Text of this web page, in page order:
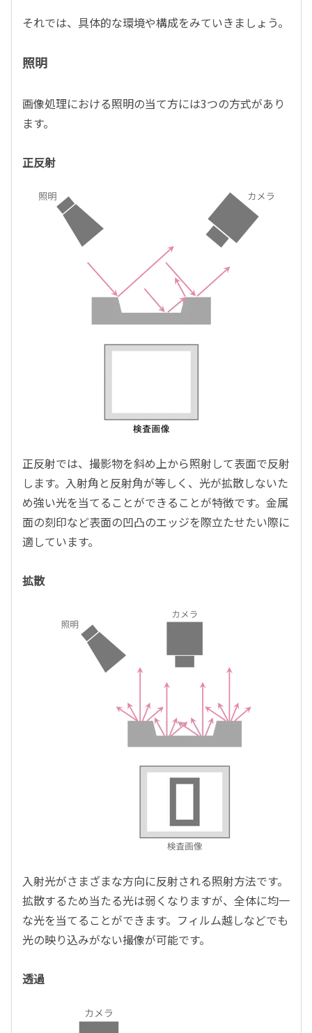
それでは、具体的な環境や構成をみていきましょう。
照明
画像処理における照明の当て方には3つの方式があり
ます。
正反射
正反射では、撮影物を斜め上から照射して表面で反射
します。入射角と反射角が等しく、光が拡散しないた
め強い光を当てることができることが特徴です。金属
面の刻印など表面の凹凸のエッジを際立たせたい際に
適しています。
拡散
入射光がさまざまな方向に反射される照射方法です。
拡散するため当たる光は弱くなりますが、全体に均一
な光を当てることができます。フィルム越しなどでも
光の映り込みがない撮像が可能です。
透過